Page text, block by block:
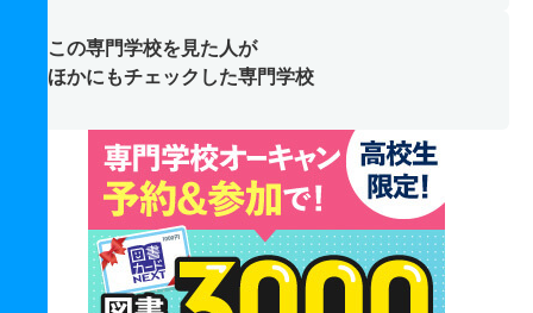
この専門学校を見た人が
ほかにもチェックした専門学校